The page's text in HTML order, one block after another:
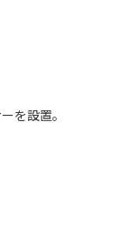
を設置。